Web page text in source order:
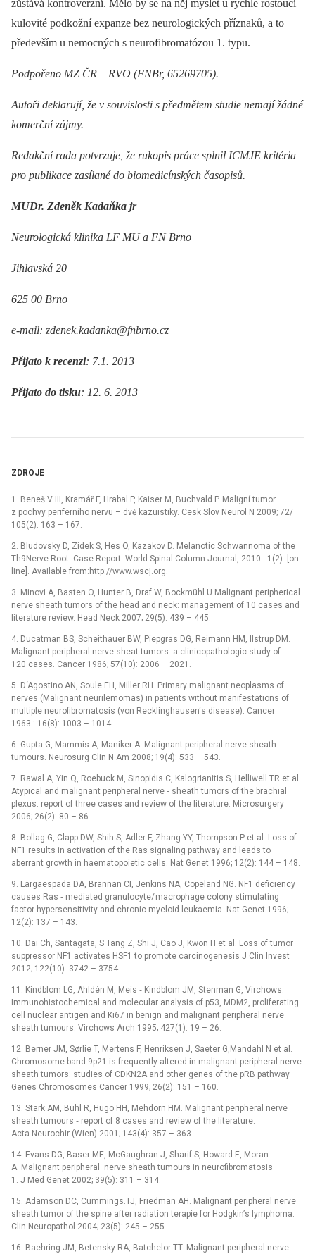
zůstává kontroverzní. Mělo by se na něj myslet u rychle rostoucí
kulovité podkožní expanze bez neurologických příznaků, a to
především u nemocných s neurofibromatózou 1. typu.
Podpořeno MZ ČR –⁠ RVO (FNBr, 65269705).
Autoři deklarují, že v souvislosti s předmětem studie nemají žádné
komerční zájmy.
Redakční rada potvrzuje, že rukopis práce splnil ICMJE kritéria
pro publikace zasílané do biomedicínských časopisů.
MUDr. Zdeněk Kadaňka jr
Neurologická klinika LF MU a FN Brno
Jihlavská 20
625 00 Brno
e-mail: zdenek.kadanka@fnbrno.cz
Přijato k recenzi: 7.1. 2013
Přijato do tisku: 12. 6. 2013
ZDROJE
1. Beneš V III, Kramář F, Hrabal P, Kaiser M, Buchvald P. Maligní tumor
z pochvy periferního nervu –⁠ dvě kazuistiky. Cesk Slov Neurol N 2009; 72/
105(2): 163 –⁠ 167.
2. Bludovsky D, Zidek S, Hes O, Kazakov D. Melanotic Schwannoma of the
Th9Nerve Root. Case Report. World Spinal Column Journal, 2010 : 1(2). [on-
line]. Available from:http://www.wscj.org.
3. Minovi A, Basten O, Hunter B, Draf W, Bockmühl U.Malignant peripherical
nerve sheath tumors of the head and neck: management of 10 cases and
literature review. Head Neck 2007; 29(5): 439 –⁠ 445.
4. Ducatman BS, Scheithauer BW, Piepgras DG, Reimann HM, Ilstrup DM.
Malignant peripheral nerve sheat tumors: a clinicopathologic study of
120 cases. Cancer 1986; 57(10): 2006 –⁠ 2021.
5. D‘Agostino AN, Soule EH, Miller RH. Primary malignant neoplasms of
nerves (Malignant neurilemomas) in patients without manifestations of
multiple neurofibromatosis (von Recklinghausen‘s disease). Cancer
1963 : 16(8): 1003 –⁠ 1014.
6. Gupta G, Mammis A, Maniker A. Malignant peripheral nerve sheath
tumours. Neurosurg Clin N Am 2008; 19(4): 533 –⁠ 543.
7. Rawal A, Yin Q, Roebuck M, Sinopidis C, Kalogrianitis S, Helliwell TR et al.
Atypical and malignant peripheral nerve ‑⁠ sheath tumors of the brachial
plexus: report of three cases and review of the literature. Microsurgery
2006; 26(2): 80 –⁠ 86.
8. Bollag G, Clapp DW, Shih S, Adler F, Zhang YY, Thompson P et al. Loss of
NF1 results in activation of the Ras signaling pathway and leads to
aberrant growth in haematopoietic cells. Nat Genet 1996; 12(2): 144 –⁠ 148.
9. Largaespada DA, Brannan CI, Jenkins NA, Copeland NG. NF1 deficiency
causes Ras ‑⁠ mediated granulocyte/ macrophage colony stimulating
factor hypersensitivity and chronic myeloid leukaemia. Nat Genet 1996;
12(2): 137 –⁠ 143.
10. Dai Ch, Santagata, S Tang Z, Shi J, Cao J, Kwon H et al. Loss of tumor
suppressor NF1 activates HSF1 to promote carcinogenesis J Clin Invest
2012; 122(10): 3742 –⁠ 3754.
11. Kindblom LG, Ahldén M, Meis ‑⁠ Kindblom JM, Stenman G, Virchows.
Immunohistochemical and molecular analysis of p53, MDM2, proliferating
cell nuclear antigen and Ki67 in benign and malignant peripheral nerve
sheath tumours. Virchows Arch 1995; 427(1): 19 –⁠ 26.
12. Berner JM, Sørlie T, Mertens F, Henriksen J, Saeter G,Mandahl N et al.
Chromosome band 9p21 is frequently altered in malignant peripheral nerve
sheath tumors: studies of CDKN2A and other genes of the pRB pathway.
Genes Chromosomes Cancer 1999; 26(2): 151 –⁠ 160.
13. Stark AM, Buhl R, Hugo HH, Mehdorn HM. Malignant peripheral nerve
sheath tumours ‑⁠ report of 8 cases and review of the literature.
Acta Neurochir (Wien) 2001; 143(4): 357 –⁠ 363.
14. Evans DG, Baser ME, McGaughran J, Sharif S, Howard E, Moran
A. Malignant peripheral nerve sheath tumours in neurofibromatosis
1. J Med Genet 2002; 39(5): 311 –⁠ 314.
15. Adamson DC, Cummings.TJ, Friedman AH. Malignant peripheral nerve
sheath tumor of the spine after radiation terapie for Hodgkinʼs lymphoma.
Clin Neuropathol 2004; 23(5): 245 –⁠ 255.
16. Baehring JM, Betensky RA, Batchelor TT. Malignant peripheral nerve